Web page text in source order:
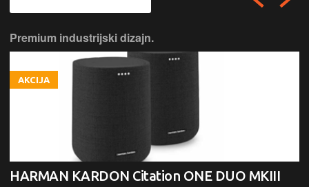
Premium industrijski dizajn.
AKCIJA
HARMAN KARDON Citation ONE DUO MKIII